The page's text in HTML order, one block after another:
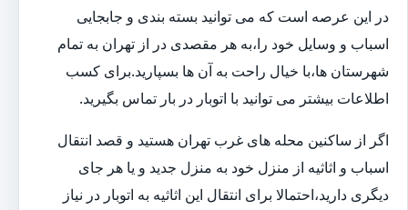
در این عرصه است که می توانید بسته بندی و جابجایی
اسباب و وسایل خود را،به هر مقصدی در از تهران به تمام
شهرستان ها،با خیال راحت به آن ها بسپارید.برای کسب
اطلاعات بیشتر می توانید با اتوبار در بار تماس بگیرید.
اگر از ساکنین محله های غرب تهران هستید و قصد انتقال
اسباب و اثاثیه از منزل خود به منزل جدید و یا هر جای
دیگری دارید،احتمالا برای انتقال این اثاثیه به اتوبار در نیاز